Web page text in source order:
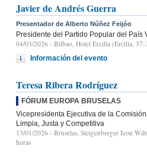
Javier de Andrés Guerra
Presentador de Alberto Núñez Feijóo
Presidente del Partido Popular del País
04/03/2026 - Bilbao, Hotel Ercilla (Ercilla, 37-
Información del evento
Teresa Ribera Rodríguez
FÓRUM EUROPA BRUSELAS
Vicepresidenta Ejecutiva de la
Limpia, Justa y Competitiva
13/01/2026 - Bruselas, Steigenberger Icon
horas